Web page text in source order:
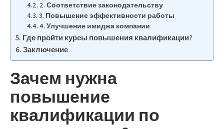
2. Соответствие законодательству
3. Повышение эффективности работы
4. Улучшение имиджа компании
Где пройти курсы повышения квалификации?
Заключение
Зачем нужна
повышение
квалификации по